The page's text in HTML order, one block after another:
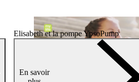
Elisabeth et la pompe YpsoPump
En savoir